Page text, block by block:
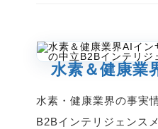
水素＆健康業
水素・健康業界の事実
B2Bインテリジェンス